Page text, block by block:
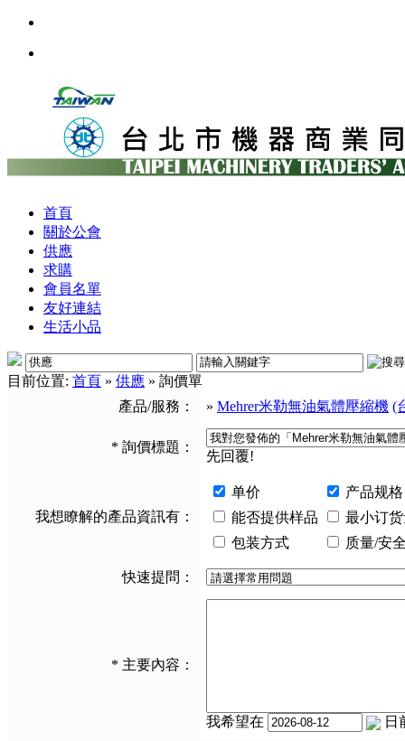
首頁
關於公會
供應
求購
會員名單
友好連結
生活小品
目前位置: 首頁 » 供應 » 詢價單
產品/服務：
» Mehrer米勒無油氣體壓縮機 (
* 詢價標題：
先回覆!
我想瞭解的產品資訊有：
单价
产品规格
能否提供样品
最小订
包装方式
质量/安
快速提問：
* 主要內容：
我希望在 日